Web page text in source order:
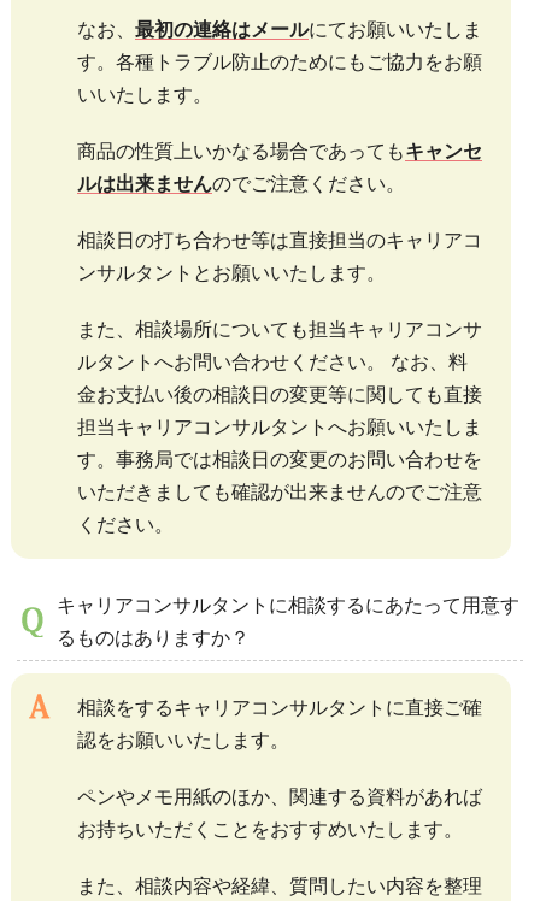
なお、最初の連絡はメールにてお願いいたしま
す。各種トラブル防止のためにもご協力をお願
いいたします。
商品の性質上いかなる場合であってもキャンセ
ルは出来ませんのでご注意ください。
相談日の打ち合わせ等は直接担当のキャリアコ
ンサルタントとお願いいたします。
また、相談場所についても担当キャリアコンサ
ルタントへお問い合わせください。 なお、料
金お支払い後の相談日の変更等に関しても直接
担当キャリアコンサルタントへお願いいたしま
す。事務局では相談日の変更のお問い合わせを
いただきましても確認が出来ませんのでご注意
ください。
キャリアコンサルタントに相談するにあたって用意す
るものはありますか？
相談をするキャリアコンサルタントに直接ご確
認をお願いいたします。
ペンやメモ用紙のほか、関連する資料があれば
お持ちいただくことをおすすめいたします。
また、相談内容や経緯、質問したい内容を整理